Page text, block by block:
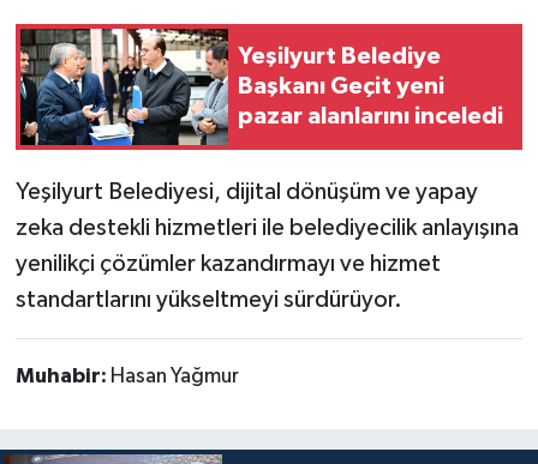
Yeşilyurt Belediye
Başkanı Geçit yeni
pazar alanlarını inceledi
Yeşilyurt Belediyesi, dijital dönüşüm ve yapay
zeka destekli hizmetleri ile belediyecilik anlayışına
yenilikçi çözümler kazandırmayı ve hizmet
standartlarını yükseltmeyi sürdürüyor.
Muhabir: Hasan Yağmur